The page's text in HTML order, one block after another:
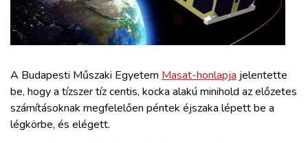
HAJÓZÁS
BLOG
ARCHÍVUM
A Budapesti Műszaki Egyetem Masat-honlapja jelentette
be, hogy a tízszer tíz centis, kocka alakú minihold az előzetes
számításoknak megfelelően péntek éjszaka lépett be a
légkörbe, és elégett.